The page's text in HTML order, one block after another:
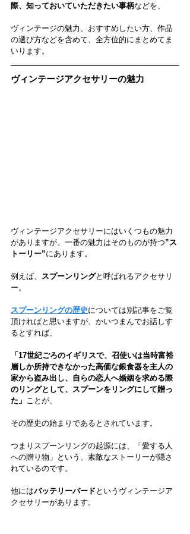
際、知っておいていただきたい事柄などを、
ヴィンテージの魅力、おすすめしたい方、作品
の選び方などを含めて、全方位的にまとめてま
いります。
ヴィンテージアクセサリーの魅力
ヴィンテージアクセサリーにはいくつもの魅力
がありますが、一番の魅力はそのものが持つ”ス
トーリー”にあります。
例えば、 スプーンリングと呼ばれるアクセサリ
ー。
スプーンリングの歴史については別記事をご覧
頂ければと思いますが、かいつまんでお話しす
るとすれば、
「17世紀ごろのイギリスで、召使いは当時富裕
層しか所持できなかった高価な銀食器を主人の
家から盗み出し、自らの恋人へ婚姻を求める際
のリングとして、スプーンをリングにして贈っ
た」
ことが、
その歴史の始まりであるとされています。
つまりスプーンリングの起源には、「愛する人
への贈り物」という、素敵なストーリーが隠さ
れているのです。
他にはバッテリーバード というヴィンテージア
クセサリーがあります。